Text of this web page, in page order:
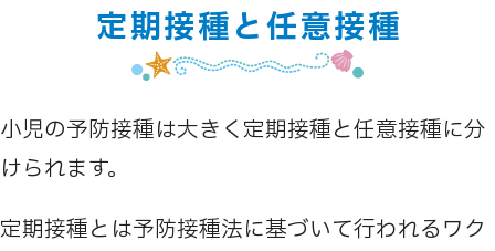
定期接種と任意接種
小児の予防接種は大きく定期接種と任意接種に分
けられます。
定期接種とは予防接種法に基づいて行われるワク